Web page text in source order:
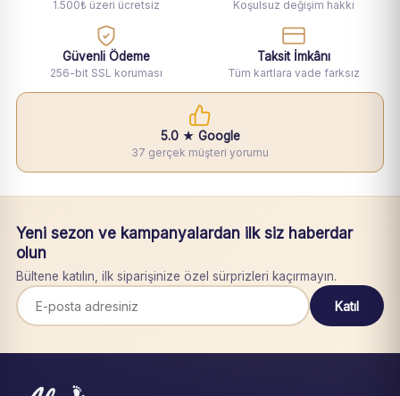
1.500₺ üzeri ücretsiz Koşulsuz değişim hakkı
Güvenli Ödeme
256-bit SSL koruması
Taksit İmkânı
Tüm kartlara vade farksız
5.0 ★ Google
37 gerçek müşteri yorumu
Yeni sezon ve kampanyalardan ilk siz haberdar
olun
Bültene katılın, ilk siparişinize özel sürprizleri kaçırmayın.
Katıl